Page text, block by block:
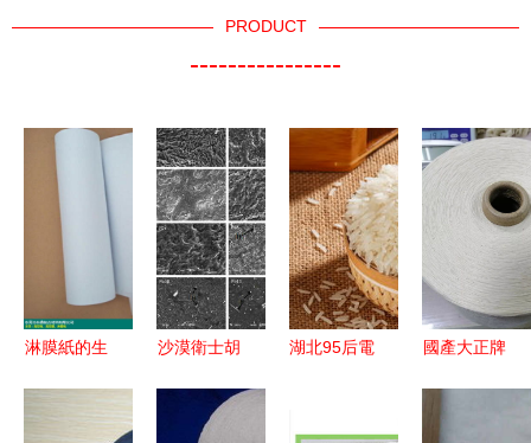
PRODUCT
----------------
淋膜紙的生
紡織品原料
沙漠衛士胡
生存智慧與
湖北95后電
國產大正牌